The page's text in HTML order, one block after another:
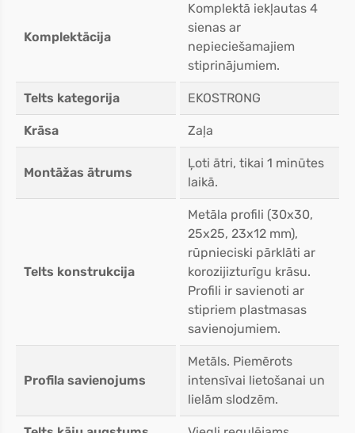
Komplektācija
Komplektā iekļautas 4
sienas ar
nepieciešamajiem
stiprinājumiem.
Telts kategorija EKOSTRONG
Krāsa Zaļa
Montāžas ātrums
Ļoti ātri, tikai 1 minūtes
laikā.
Telts konstrukcija
Metāla profili (30x30,
25x25, 23x12 mm),
rūpnieciski pārklāti ar
korozijizturīgu krāsu.
Profili ir savienoti ar
stipriem plastmasas
savienojumiem.
Profila savienojums
Metāls. Piemērots
intensīvai lietošanai un
lielām slodzēm.